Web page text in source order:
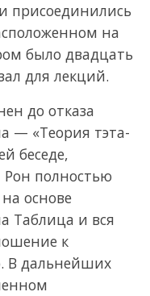
присоединились
на
было двадцать
для лекций.
до отказа
— «Теория тэта-
беседе,
Рон полностью
основе
Таблица и вся
к
В дальнейших